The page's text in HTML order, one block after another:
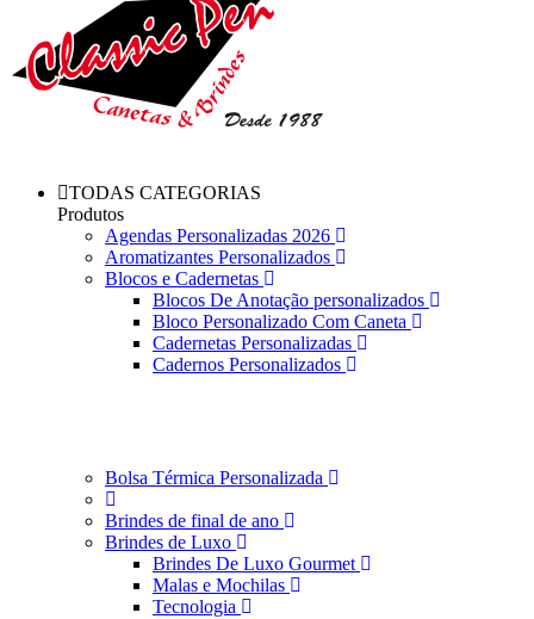
TODAS CATEGORIAS
Produtos
Agendas Personalizadas 2026
Aromatizantes Personalizados
Blocos e Cadernetas
Blocos De Anotação personalizados
Bloco Personalizado Com Caneta
Cadernetas Personalizadas
Cadernos Personalizados
Bolsa Térmica Personalizada
Brindes de final de ano
Brindes de Luxo
Brindes De Luxo Gourmet
Malas e Mochilas
Tecnologia